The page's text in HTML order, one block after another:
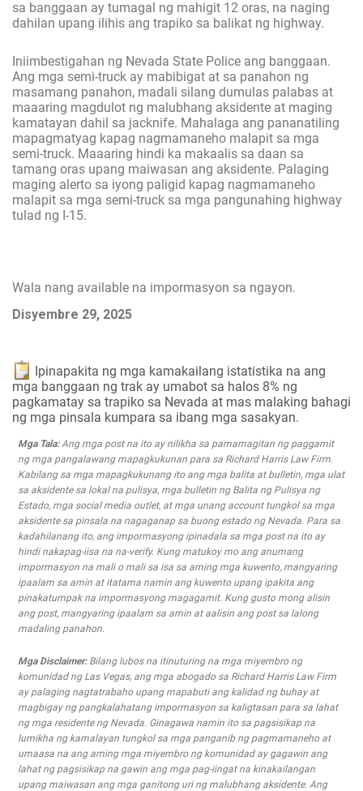
sa banggaan ay tumagal ng mahigit 12 oras, na naging
dahilan upang ilihis ang trapiko sa balikat ng highway.
Iniimbestigahan ng Nevada State Police ang banggaan.
Ang mga semi-truck ay mabibigat at sa panahon ng
masamang panahon, madali silang dumulas palabas at
maaaring magdulot ng malubhang aksidente at maging
kamatayan dahil sa jacknife. Mahalaga ang pananatiling
mapagmatyag kapag nagmamaneho malapit sa mga
semi-truck. Maaaring hindi ka makaalis sa daan sa
tamang oras upang maiwasan ang aksidente. Palaging
maging alerto sa iyong paligid kapag nagmamaneho
malapit sa mga semi-truck sa mga pangunahing highway
tulad ng I-15.
Wala nang available na impormasyon sa ngayon.
Disyembre 29, 2025
Ipinapakita ng mga kamakailang istatistika na ang
mga banggaan ng trak ay umabot sa halos 8% ng
pagkamatay sa trapiko sa Nevada at mas malaking bahagi
ng mga pinsala kumpara sa ibang mga sasakyan.
Mga Tala:Ang mga post na ito ay nilikha sa pamamagitan ng paggamit
ng mga pangalawang mapagkukunan para sa Richard Harris Law Firm.
Kabilang sa mga mapagkukunang ito ang mga balita at bulletin, mga ulat
sa aksidente sa lokal na pulisya, mga bulletin ng Balita ng Pulisya ng
Estado, mga social media outlet, at mga unang account tungkol sa mga
aksidente sa pinsala na nagaganap sa buong estado ng Nevada. Para sa
kadahilanang ito, ang impormasyong ipinadala sa mga post na ito ay
hindi nakapag-iisa na na-verify. Kung matukoy mo ang anumang
impormasyon na mali o mali sa isa sa aming mga kuwento, mangyaring
ipaalam sa amin at itatama namin ang kuwento upang ipakita ang
pinakatumpak na impormasyong magagamit. Kung gusto mong alisin
ang post, mangyaring ipaalam sa amin at aalisin ang post sa lalong
madaling panahon.
Mga Disclaimer:Bilang lubos na itinuturing na mga miyembro ng
komunidad ng Las Vegas, ang mga abogado sa Richard Harris Law Firm
ay palaging nagtatrabaho upang mapabuti ang kalidad ng buhay at
magbigay ng pangkalahatang impormasyon sa kaligtasan para sa lahat
ng mga residente ng Nevada. Ginagawa namin ito sa pagsisikap na
lumikha ng kamalayan tungkol sa mga panganib ng pagmamaneho at
umaasa na ang aming mga miyembro ng komunidad ay gagawin ang
lahat ng pagsisikap na gawin ang mga pag-iingat na kinakailangan
upang maiwasan ang mga ganitong uri ng malubhang aksidente. Ang